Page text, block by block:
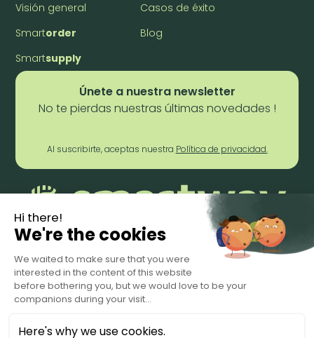
Visión general
Smartorder
Smartsupply
Casos de éxito
Blog
Únete a nuestra newsletter
No te pierdas nuestras últimas novedades !
Al suscribirte, aceptas nuestra Política de privacidad.